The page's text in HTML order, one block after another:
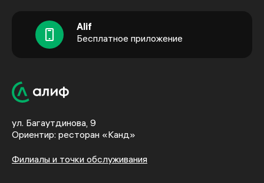
Alif
Бесплатное приложение
ул. Багаутдинова, 9
Ориентир: ресторан «Канд»
Филиалы и точки обслуживания